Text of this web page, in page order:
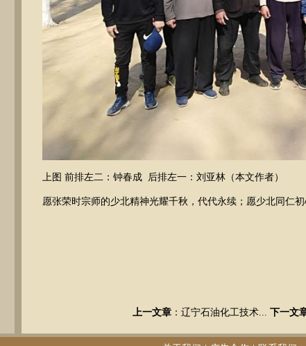
上图 前排左二：钟春成 后排左一：刘亚林（本文作者）
愿张荣时宗师的少北精神光耀千秋，代代永续；愿少北同仁
上一文章 ： 辽宁石油化工技术... 下一文